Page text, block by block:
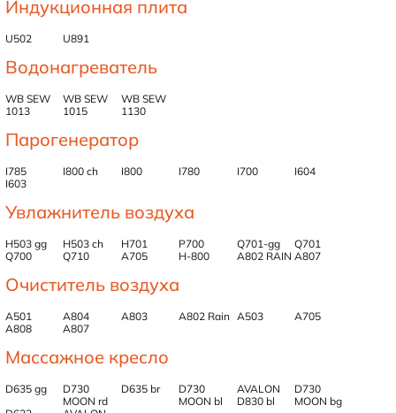
Индукционная плита
U502 U891
Водонагреватель
WB SEW
1013
WB SEW
1015
WB SEW
1130
Парогенератор
I785 I800 ch I800 I780 I700
I604
I603
Увлажнитель воздуха
H503 gg H503 ch H701 P700 Q701-gg
Q701
Q700
Q710 A705 H-800 A802 RAIN A807
Очиститель воздуха
A501 A804 A803 A802 Rain А503
А705
А808
А807
Массажное кресло
D635 gg
D730
MOON rd
D635 br
D730
MOON bl
AVALON
D830 bl
D730
MOON bg